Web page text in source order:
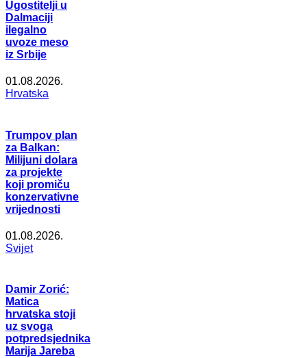
Ugostitelji u
Dalmaciji
ilegalno
uvoze meso
iz Srbije
01.08.2026.
Hrvatska
Trumpov plan
za Balkan:
Milijuni dolara
za projekte
koji promiču
konzervativne
vrijednosti
01.08.2026.
Svijet
Damir Zorić:
Matica
hrvatska stoji
uz svoga
potpredsjednika
Marija Jareba